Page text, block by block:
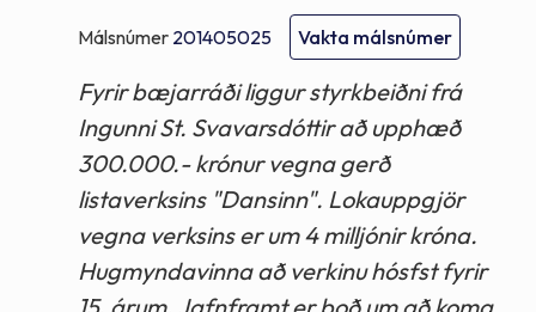
Málsnúmer 201405025 Vakta málsnúmer
Fyrir bæjarráði liggur styrkbeiðni frá
Ingunni St. Svavarsdóttir að upphæð
300.000.- krónur vegna gerð
listaverksins "Dansinn". Lokauppgjör
vegna verksins er um 4 milljónir króna.
Hugmyndavinna að verkinu hósfst fyrir